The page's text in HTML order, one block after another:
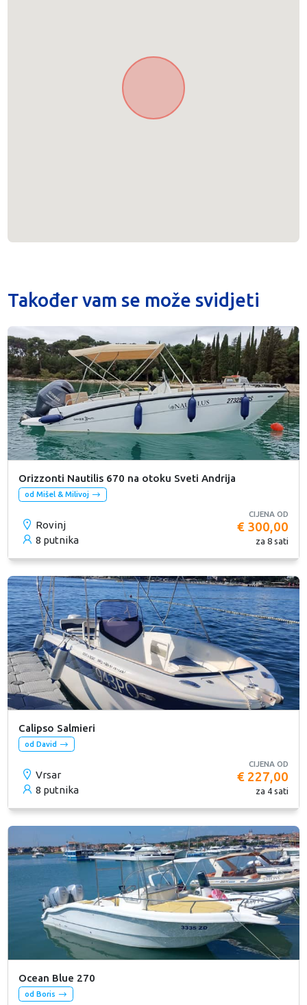
Također vam se može svidjeti
Orizzonti Nautilis 670 na otoku Sveti Andrija
od Mišel & Milivoj
Rovinj
8 putnika
CIJENA OD
€ 300,00
za 8 sati
Calipso Salmieri
od David
Vrsar
8 putnika
CIJENA OD
€ 227,00
za 4 sati
Ocean Blue 270
od Boris